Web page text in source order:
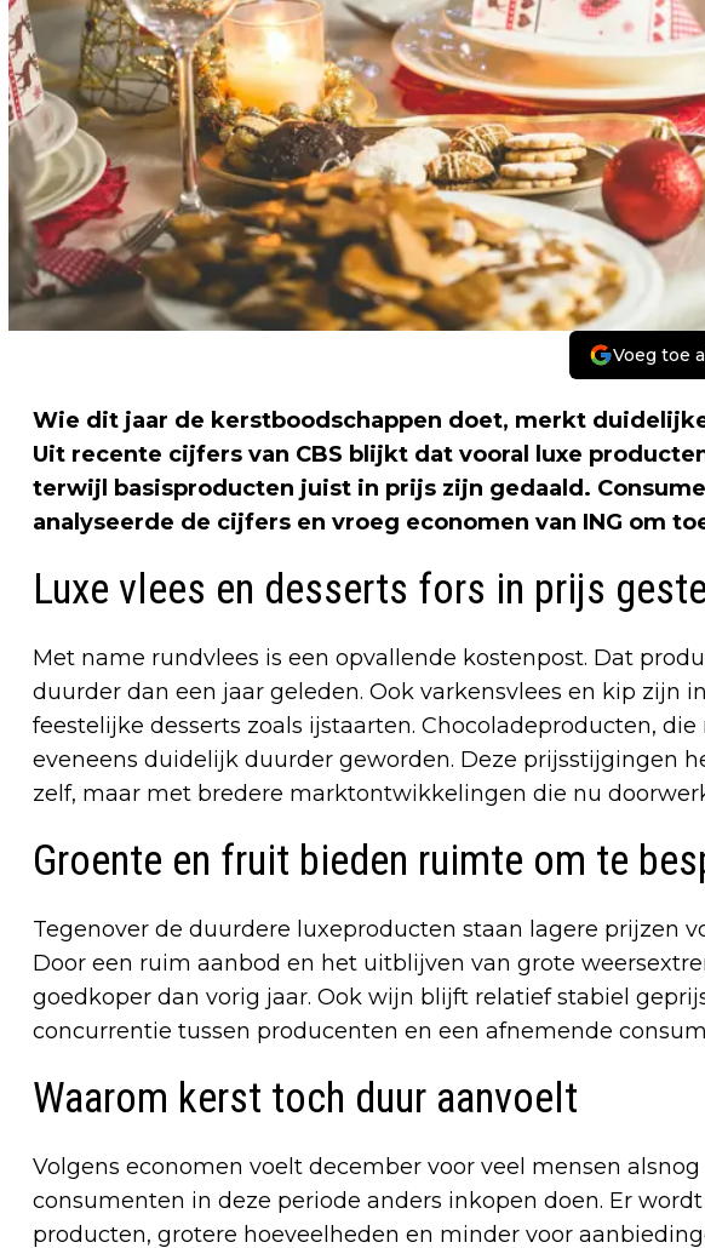
Voeg toe
Wie dit jaar de kerstboodschappen doet, merkt
Uit recente cijfers van CBS blijkt dat vooral luxe
terwijl basisproducten juist in prijs zijn gedaald.
analyseerde de cijfers en vroeg economen van ING om
Luxe vlees en desserts fors in prijs
Met name rundvlees is een opvallende kostenpost. Dat
duurder dan een jaar geleden. Ook varkensvlees en kip zijn
feestelijke desserts zoals ijstaarten. Chocoladeproducten,
eveneens duidelijk duurder geworden. Deze prijsstijgingen
zelf, maar met bredere marktontwikkelingen die nu
Groente en fruit bieden ruimte om te
Tegenover de duurdere luxeproducten staan lagere prijzen
Door een ruim aanbod en het uitblijven van grote
goedkoper dan vorig jaar. Ook wijn blijft relatief stabiel
concurrentie tussen producenten en een afnemende
Waarom kerst toch duur aanvoelt
Volgens economen voelt december voor veel mensen
consumenten in deze periode anders inkopen doen. Er
producten, grotere hoeveelheden en minder voor